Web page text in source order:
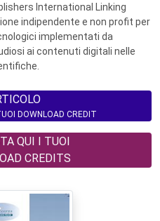
International Linking
indipendente e non profit per
implementati da
ai contenuti digitali nelle
DOWNLOAD CREDIT
QUI I TUOI
CREDITS